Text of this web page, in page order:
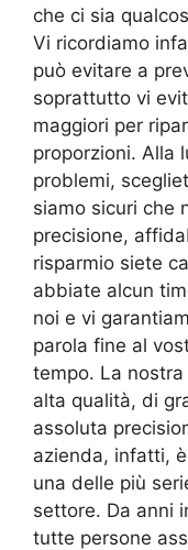
che ci sia
Vi ricordiamo
può evitare a
soprattutto vi
maggiori per
proporzioni. Alla
problemi,
siamo sicuri che
precisione,
risparmio siete
abbiate alcun
noi e vi
parola fine al
tempo. La
alta qualità, di
assoluta
azienda, infatti,
una delle più
settore. Da anni
tutte persone